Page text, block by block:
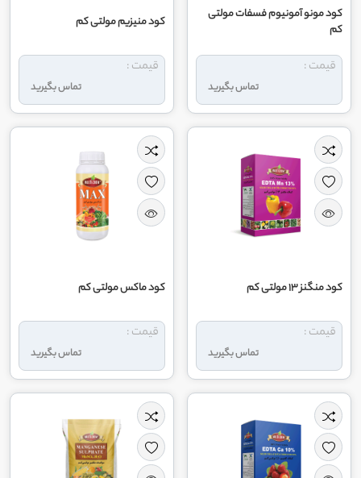
کود مونو آمونیوم فسفات مولتی
کم
تماس بگیرید
قیمت :
کود منیزیم مولتی کم
تماس بگیرید
قیمت :
کود منگنز 13 مولتی کم
تماس بگیرید
قیمت :
کود ماکس مولتی کم
تماس بگیرید
قیمت :